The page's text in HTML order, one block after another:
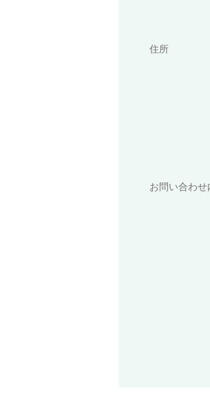
住所
お問い合わせ